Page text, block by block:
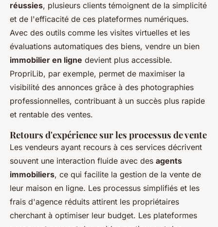
réussies, plusieurs clients témoignent de la simplicité
et de l'efficacité de ces plateformes numériques.
Avec des outils comme les visites virtuelles et les
évaluations automatiques des biens, vendre un bien
immobilier en ligne devient plus accessible.
PropriLib, par exemple, permet de maximiser la
visibilité des annonces grâce à des photographies
professionnelles, contribuant à un succès plus rapide
et rentable des ventes.
Retours d'expérience sur les processus de vente
Les vendeurs ayant recours à ces services décrivent
souvent une interaction fluide avec des agents
immobiliers, ce qui facilite la gestion de la vente de
leur maison en ligne. Les processus simplifiés et les
frais d'agence réduits attirent les propriétaires
cherchant à optimiser leur budget. Les plateformes